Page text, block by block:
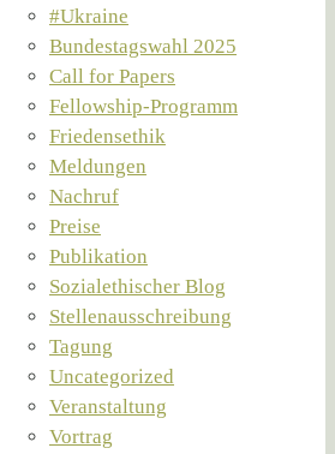
#Ukraine
Bundestagswahl 2025
Call for Papers
Fellowship-Programm
Friedensethik
Meldungen
Nachruf
Preise
Publikation
Sozialethischer Blog
Stellenausschreibung
Tagung
Uncategorized
Veranstaltung
Vortrag